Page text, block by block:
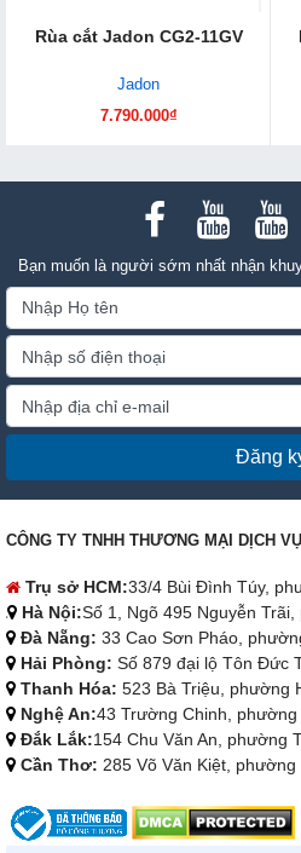
Rùa cắt Jadon CG2-11GV
Jadon
7.790.000₫
Bạn muốn là người sớm nhất nhận
Đăng
CÔNG TY TNHH THƯƠNG MẠI DỊCH
Trụ sở HCM:33/4 Bùi Đình Túy,
Hà Nội:Số 1, Ngõ 495 Nguyễn
Đà Nẵng: 33 Cao Sơn Pháo,
Hải Phòng: Số 879 đại lộ Tôn Đức
Thanh Hóa: 523 Bà Triệu, phường
Nghệ An:43 Trường Chinh, phường
Đắk Lắk:154 Chu Văn An, phường
Cần Thơ: 285 Võ Văn Kiệt,